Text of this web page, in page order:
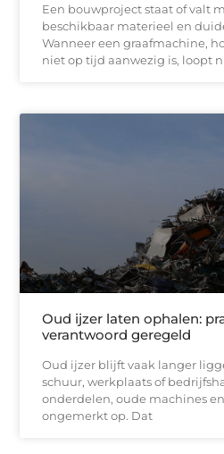
Een bouwproject staat of valt
beschikbaar materieel en
Wanneer een graafmachine,
niet op tijd aanwezig is, loopt
Oud ijzer laten ophalen:
verantwoord geregeld
Oud ijzer blijft vaak langer
schuur, werkplaats of
onderdelen, oude machines
ongemerkt op. Dat